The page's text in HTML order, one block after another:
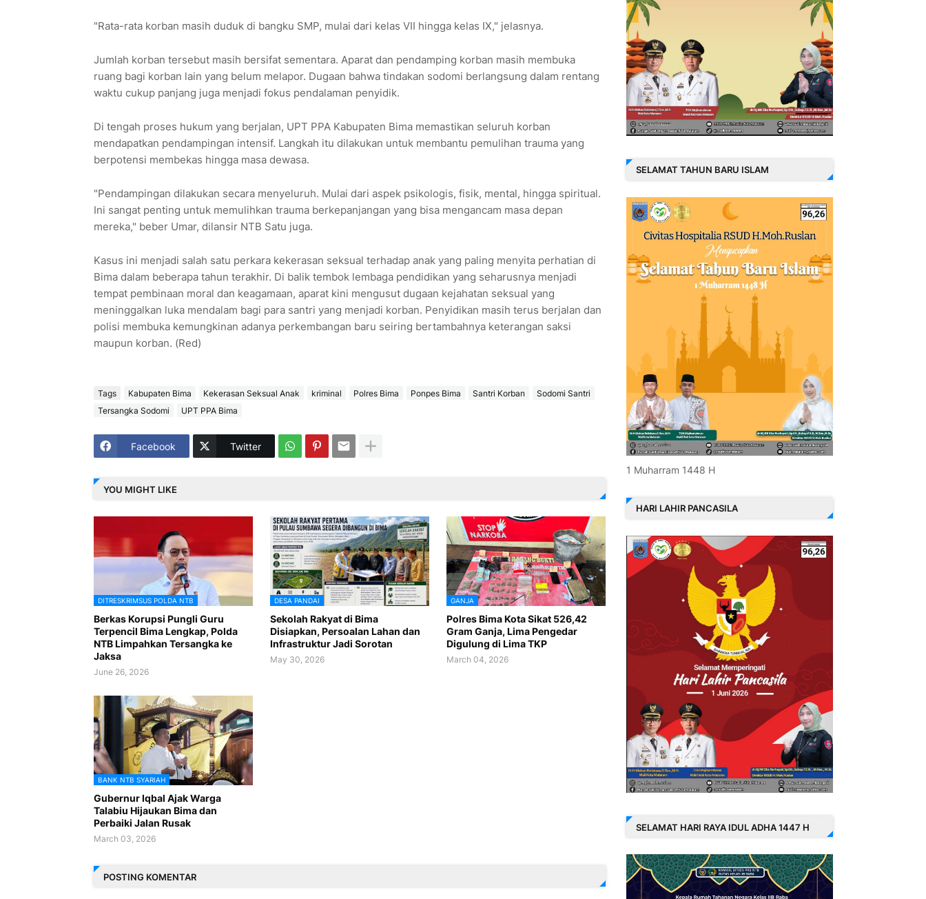
"Rata-rata korban masih duduk di bangku SMP, mulai dari kelas VII hingga kelas IX," jelasnya.
Jumlah korban tersebut masih bersifat sementara. Aparat dan pendamping korban masih membuka
ruang bagi korban lain yang belum melapor. Dugaan bahwa tindakan sodomi berlangsung dalam rentang
waktu cukup panjang juga menjadi fokus pendalaman penyidik.
Di tengah proses hukum yang berjalan, UPT PPA Kabupaten Bima memastikan seluruh korban
mendapatkan pendampingan intensif. Langkah itu dilakukan untuk membantu pemulihan trauma yang
berpotensi membekas hingga masa dewasa.
"Pendampingan dilakukan secara menyeluruh. Mulai dari aspek psikologis, fisik, mental, hingga spiritual.
Ini sangat penting untuk memulihkan trauma berkepanjangan yang bisa mengancam masa depan
mereka," beber Umar, dilansir NTB Satu juga.
Kasus ini menjadi salah satu perkara kekerasan seksual terhadap anak yang paling menyita perhatian di
Bima dalam beberapa tahun terakhir. Di balik tembok lembaga pendidikan yang seharusnya menjadi
tempat pembinaan moral dan keagamaan, aparat kini mengusut dugaan kejahatan seksual yang
meninggalkan luka mendalam bagi para santri yang menjadi korban. Penyidikan masih terus berjalan dan
polisi membuka kemungkinan adanya perkembangan baru seiring bertambahnya keterangan saksi
maupun korban. (Red)
Tags Kabupaten Bima Kekerasan Seksual Anak kriminal Polres Bima Ponpes Bima Santri Korban
Sodomi Santri
Tersangka Sodomi
UPT PPA Bima
Facebook Twitter
YOU MIGHT LIKE
DITRESKRIMSUS POLDA NTB
Berkas Korupsi Pungli Guru
Terpencil Bima Lengkap, Polda
NTB Limpahkan Tersangka ke
Jaksa
June 26, 2026
DESA PANDAI
Sekolah Rakyat di Bima
Disiapkan, Persoalan Lahan dan
Infrastruktur Jadi Sorotan
May 30, 2026
GANJA
Polres Bima Kota Sikat 526,42
Gram Ganja, Lima Pengedar
Digulung di Lima TKP
March 04, 2026
BANK NTB SYARIAH
Gubernur Iqbal Ajak Warga
Talabiu Hijaukan Bima dan
Perbaiki Jalan Rusak
March 03, 2026
POSTING KOMENTAR
SELAMAT TAHUN BARU ISLAM
1 Muharram 1448 H
HARI LAHIR PANCASILA
SELAMAT HARI RAYA IDUL ADHA 1447 H